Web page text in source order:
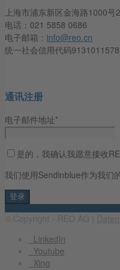
上海市浦东新区金海路1000号
电话：021 5858 0686
电子邮箱： info@reo.cn
统一社会信用代码
通讯注册
电子邮件地址*
是的，我确认我愿意接收
我们使用Sendinblue作为我们
LinkedIn
Youtube
Xing